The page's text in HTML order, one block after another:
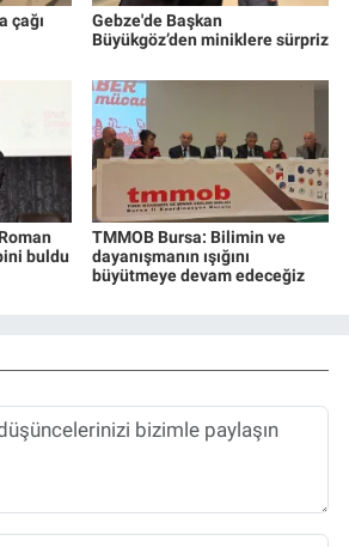
çağı
Gebze'de Başkan
Büyükgöz’den miniklere sürpriz
buldu
TMMOB Bursa: Bilimin ve
dayanışmanın ışığını
büyütmeye devam edeceğiz